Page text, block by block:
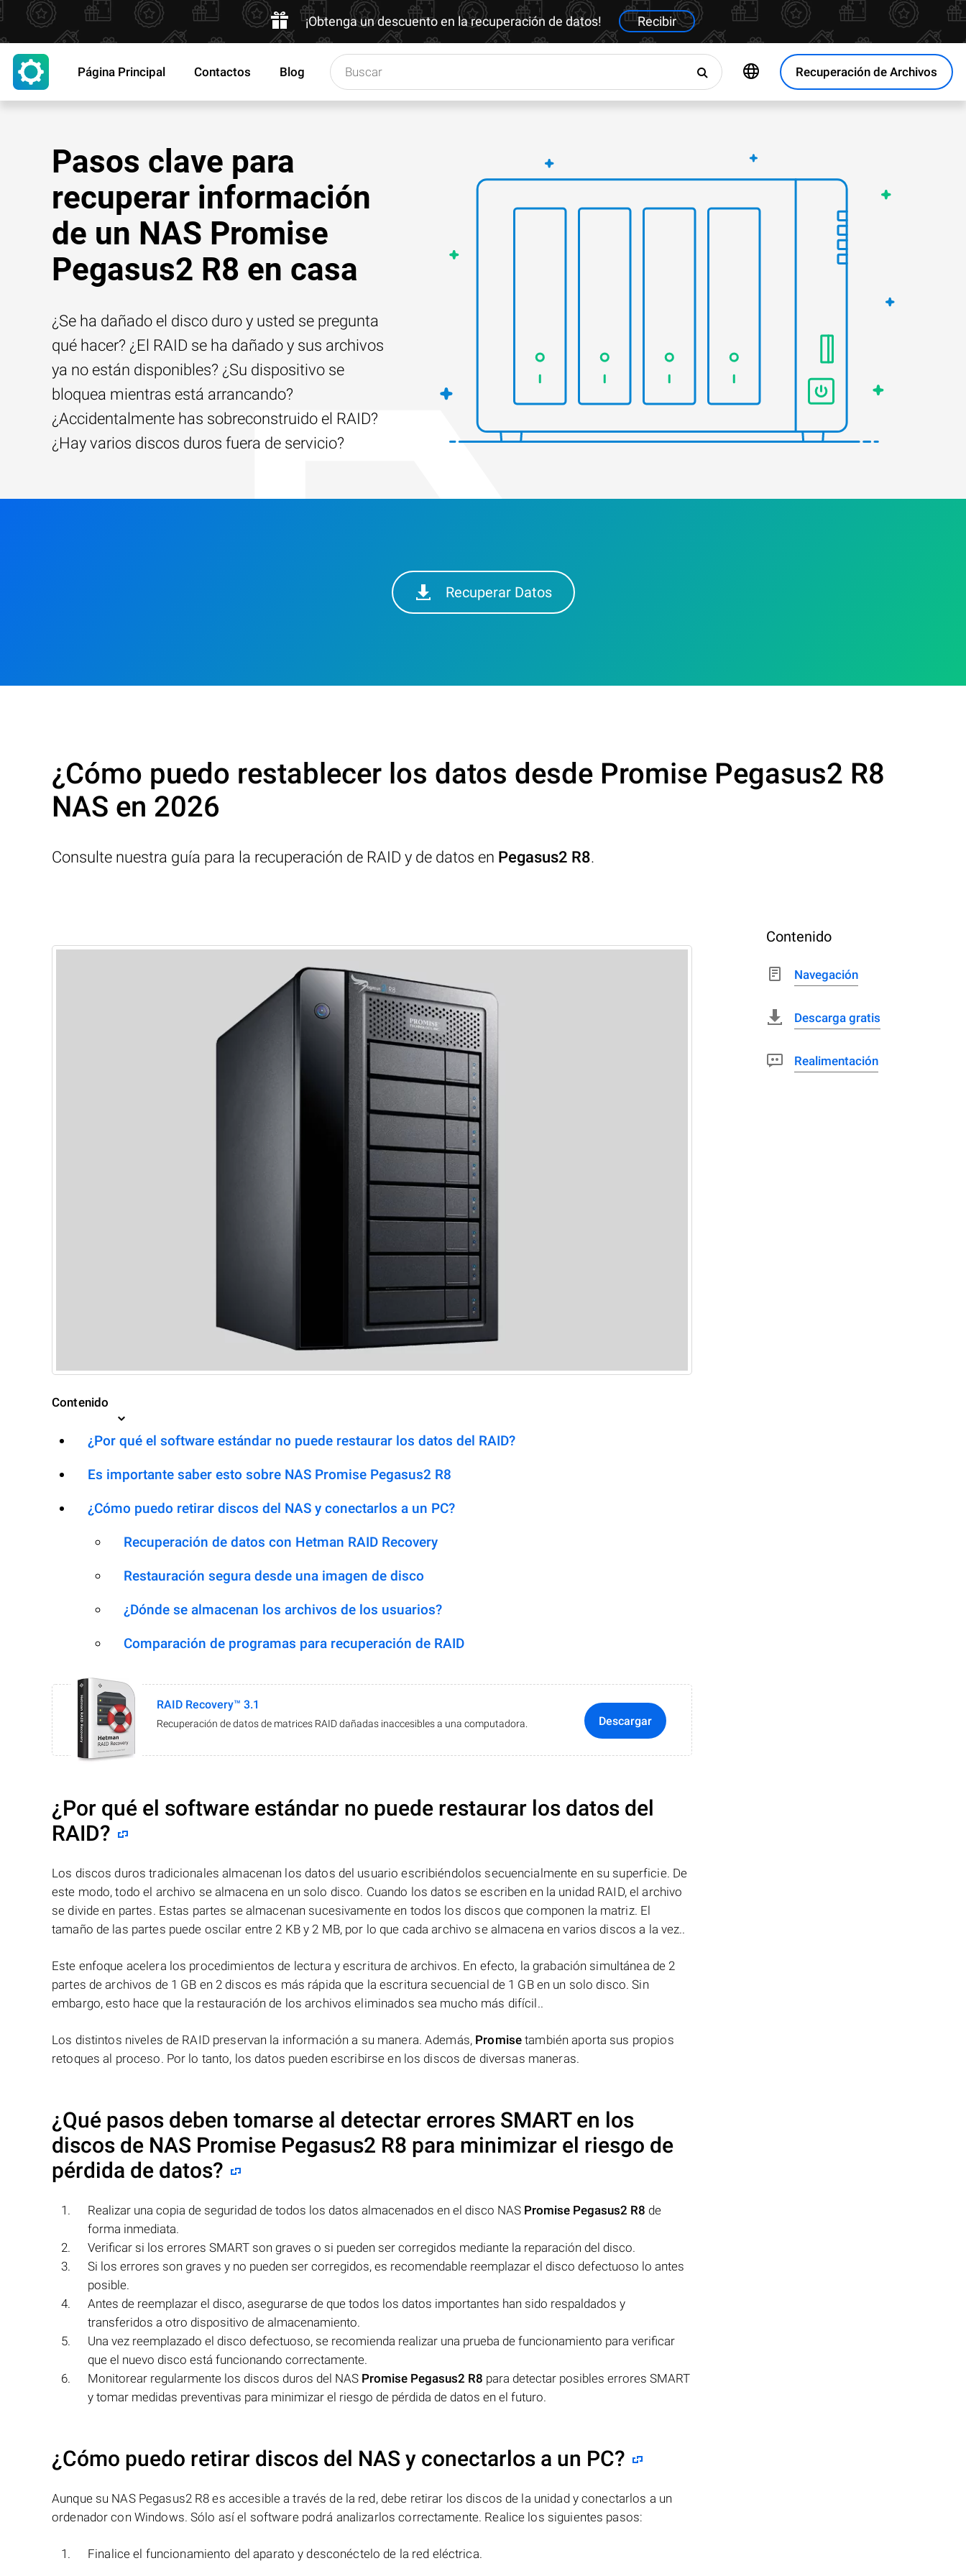
¡Obtenga un descuento en la recuperación de datos! Recibir
Recuperación de Archivos
Página Principal Contactos Blog
Pasos clave para
recuperar información
de un NAS Promise
Pegasus2 R8 en casa
¿Se ha dañado el disco duro y usted se pregunta
qué hacer? ¿El RAID se ha dañado y sus archivos
ya no están disponibles? ¿Su dispositivo se
bloquea mientras está arrancando?
¿Accidentalmente has sobreconstruido el RAID?
¿Hay varios discos duros fuera de servicio?
Recuperar Datos
¿Cómo puedo restablecer los datos desde Promise Pegasus2 R8
NAS en 2026
Consulte nuestra guía para la recuperación de RAID y de datos en Pegasus2 R8.
Contenido
¿Por qué el software estándar no puede restaurar los datos del RAID?
Es importante saber esto sobre NAS Promise Pegasus2 R8
¿Cómo puedo retirar discos del NAS y conectarlos a un PC?
Recuperación de datos con Hetman RAID Recovery
Restauración segura desde una imagen de disco
¿Dónde se almacenan los archivos de los usuarios?
Comparación de programas para recuperación de RAID
RAID Recovery™ 3.1
Recuperación de datos de matrices RAID dañadas inaccesibles a una computadora. Descargar
¿Por qué el software estándar no puede restaurar los datos del
RAID?
Los discos duros tradicionales almacenan los datos del usuario escribiéndolos secuencialmente en su superficie. De
este modo, todo el archivo se almacena en un solo disco. Cuando los datos se escriben en la unidad RAID, el archivo
se divide en partes. Estas partes se almacenan sucesivamente en todos los discos que componen la matriz. El
tamaño de las partes puede oscilar entre 2 KB y 2 MB, por lo que cada archivo se almacena en varios discos a la vez..
Este enfoque acelera los procedimientos de lectura y escritura de archivos. En efecto, la grabación simultánea de 2
partes de archivos de 1 GB en 2 discos es más rápida que la escritura secuencial de 1 GB en un solo disco. Sin
embargo, esto hace que la restauración de los archivos eliminados sea mucho más difícil..
Los distintos niveles de RAID preservan la información a su manera. Además, Promise también aporta sus propios
retoques al proceso. Por lo tanto, los datos pueden escribirse en los discos de diversas maneras.
¿Qué pasos deben tomarse al detectar errores SMART en los
discos de NAS Promise Pegasus2 R8 para minimizar el riesgo de
pérdida de datos?
Realizar una copia de seguridad de todos los datos almacenados en el disco NAS Promise Pegasus2 R8 de
forma inmediata.
Verificar si los errores SMART son graves o si pueden ser corregidos mediante la reparación del disco.
Si los errores son graves y no pueden ser corregidos, es recomendable reemplazar el disco defectuoso lo antes
posible.
Antes de reemplazar el disco, asegurarse de que todos los datos importantes han sido respaldados y
transferidos a otro dispositivo de almacenamiento.
Una vez reemplazado el disco defectuoso, se recomienda realizar una prueba de funcionamiento para verificar
que el nuevo disco está funcionando correctamente.
Monitorear regularmente los discos duros del NAS Promise Pegasus2 R8 para detectar posibles errores SMART
y tomar medidas preventivas para minimizar el riesgo de pérdida de datos en el futuro.
¿Cómo puedo retirar discos del NAS y conectarlos a un PC?
Aunque su NAS Pegasus2 R8 es accesible a través de la red, debe retirar los discos de la unidad y conectarlos a un
ordenador con Windows. Sólo así el software podrá analizarlos correctamente. Realice los siguientes pasos:
Finalice el funcionamiento del aparato y desconéctelo de la red eléctrica.
Contenido
Navegación
Descarga gratis
Realimentación